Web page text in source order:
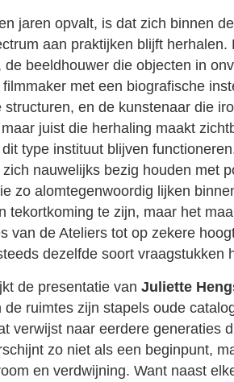
jaren opvalt, is dat zich binnen
aan praktijken blijft herhalen.
de beeldhouwer die objecten in
met een biografische
structuren, en de kunstenaar die
juist die herhaling maakt
type instituut blijven
nauwelijks bezig houden met
zo alomtegenwoordig lijken
tekortkoming te zijn, maar het
van de Ateliers tot op zekere
dezelfde soort vraagstukken
de presentatie van Juliette
de ruimtes zijn stapels oude
verwijst naar eerdere generaties
zo niet als een beginpunt,
en verdwijning. Want naast